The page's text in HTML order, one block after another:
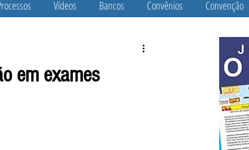
Vídeos Bancos Convênios Convenção
em exames